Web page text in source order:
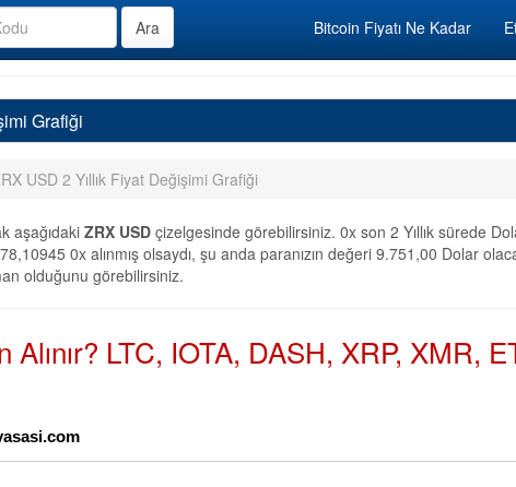
Bitcoin Fiyatı Ne Kadar
Grafiği
USD 2 Yıllık Fiyat Değişimi Grafiği
aşağıdakiZRX USD çizelgesinde görebilirsiniz. 0x son 2 Yıllık sürede
0x alınmış olsaydı, şu anda paranızın değeri 9.751,00 Dolar
olduğunu görebilirsiniz.
Alınır? LTC, IOTA, DASH, XRP, XMR,